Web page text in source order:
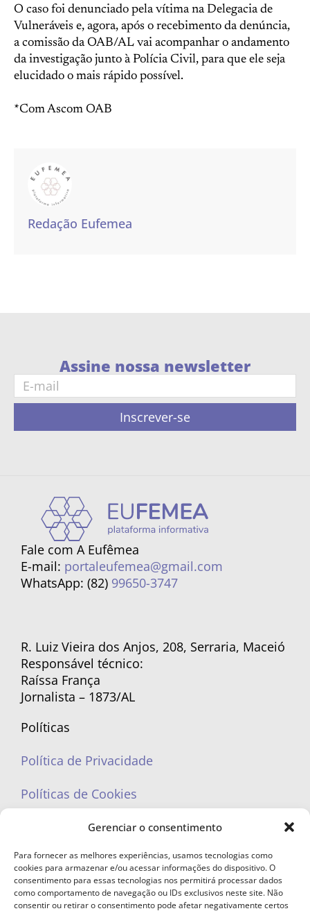
Gerenciar o consentimento
Para fornecer as melhores experiências, usamos tecnologias como
cookies para armazenar e/ou acessar informações do dispositivo. O
consentimento para essas tecnologias nos permitirá processar dados
como comportamento de navegação ou IDs exclusivos neste site. Não
consentir ou retirar o consentimento pode afetar negativamente certos
O caso foi denunciado pela vítima na Delegacia de
Vulneráveis e, agora, após o recebimento da denúncia,
a comissão da OAB/AL vai acompanhar o andamento
da investigação junto à Polícia Civil, para que ele seja
elucidado o mais rápido possível.
*Com Ascom OAB
Redação Eufemea
Assine nossa newsletter
Inscrever-se
Fale com A Eufêmea
E-mail: portaleufemea@gmail.com
WhatsApp: (82) 99650-3747
R. Luiz Vieira dos Anjos, 208, Serraria, Maceió
Responsável técnico:
Raíssa França
Jornalista – 1873/AL
Políticas
Política de Privacidade
Políticas de Cookies
portaleufemea@gmail.com